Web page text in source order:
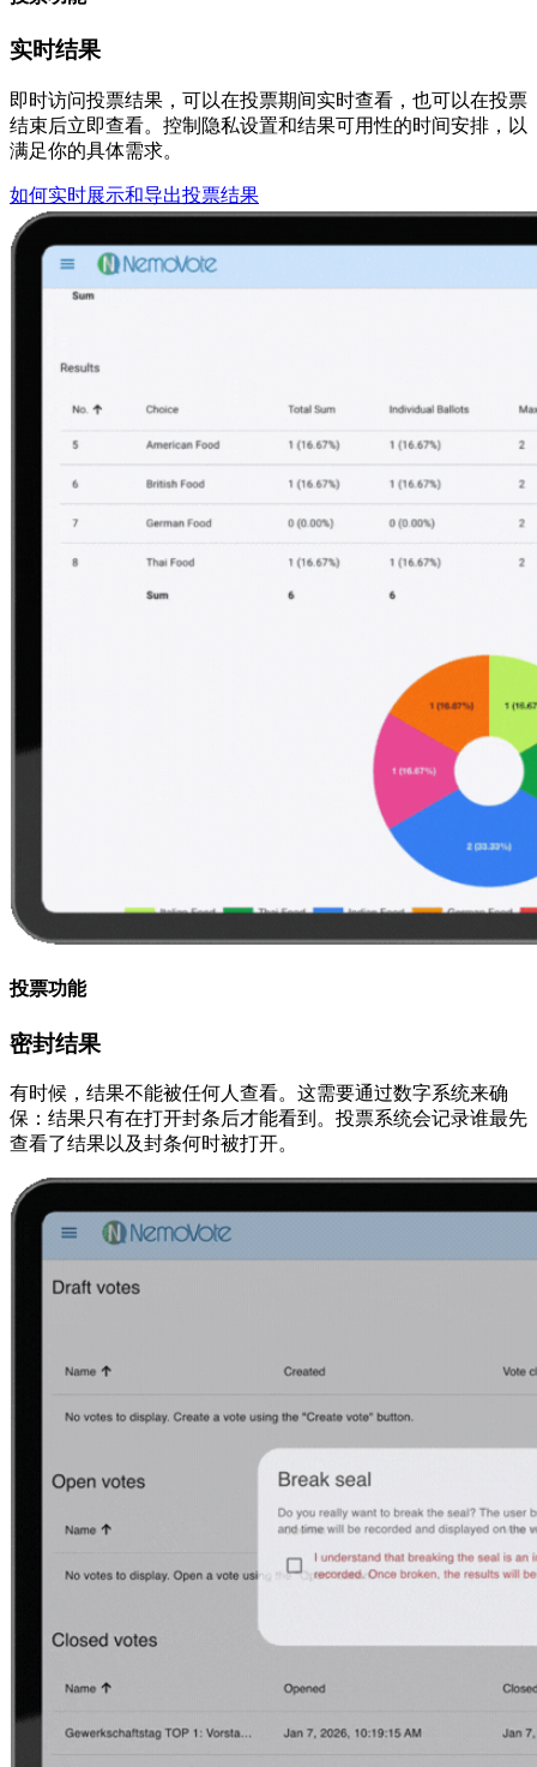
实时结果
即时访问投票结果，可以在投票期间实时查看，也可以在投票
结束后立即查看。控制隐私设置和结果可用性的时间安排，以
满足你的具体需求。
如何实时展示和导出投票结果
投票功能
密封结果
有时候，结果不能被任何人查看。这需要通过数字系统来确
保：结果只有在打开封条后才能看到。投票系统会记录谁最先
查看了结果以及封条何时被打开。